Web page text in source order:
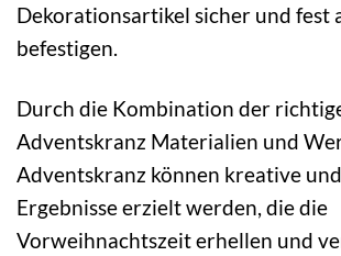
Dekorationsartikel sicher und fest
befestigen.
Durch die Kombination der
Adventskranz Materialien und
Adventskranz können kreative
Ergebnisse erzielt werden, die die
Vorweihnachtszeit erhellen und